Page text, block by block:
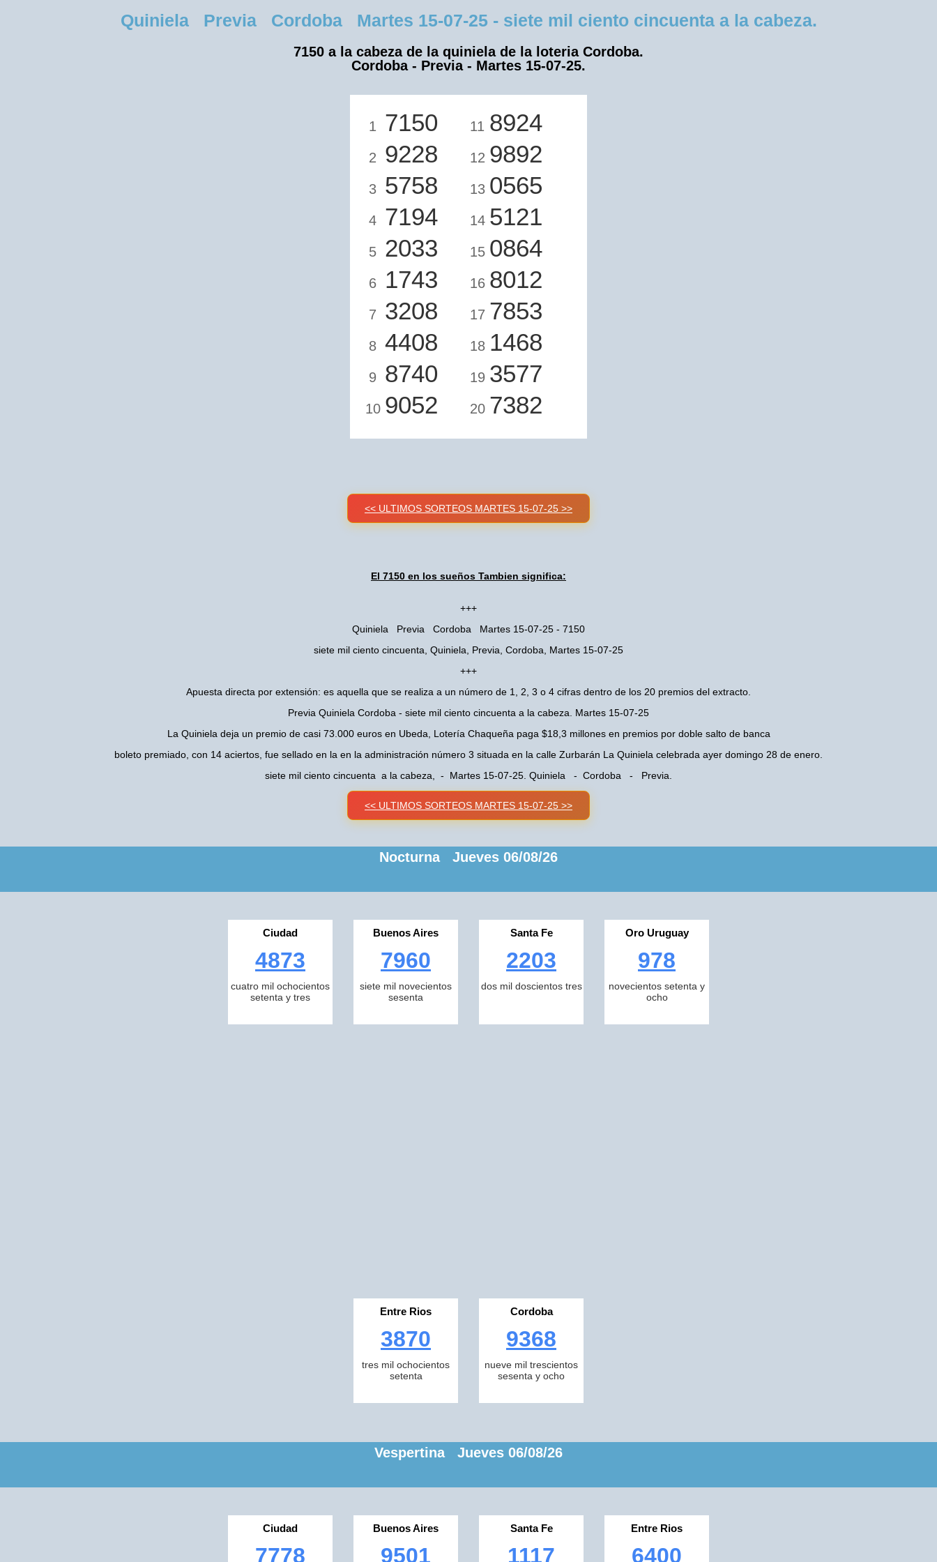
Quiniela Previa Cordoba Martes 15-07-25 - siete mil ciento cincuenta a la cabeza.
7150 a la cabeza de la quiniela de la loteria Cordoba.
Cordoba - Previa - Martes 15-07-25.
1 7150
2 9228
3 5758
4 7194
5 2033
6 1743
7 3208
8 4408
9 8740
10 9052
11 8924
12 9892
13 0565
14 5121
15 0864
16 8012
17 7853
18 1468
19 3577
20 7382
<< ULTIMOS SORTEOS MARTES 15-07-25 >>
El 7150 en los sueños Tambien significa:
+++
Quiniela Previa Cordoba Martes 15-07-25 - 7150
siete mil ciento cincuenta, Quiniela, Previa, Cordoba, Martes 15-07-25
+++
Apuesta directa por extensión: es aquella que se realiza a un número de 1, 2, 3 o 4 cifras dentro de los 20 premios del extracto.
Previa Quiniela Cordoba - siete mil ciento cincuenta a la cabeza. Martes 15-07-25
La Quiniela deja un premio de casi 73.000 euros en Ubeda, Lotería Chaqueña paga $18,3 millones en premios por doble salto de banca
boleto premiado, con 14 aciertos, fue sellado en la en la administración número 3 situada en la calle Zurbarán La Quiniela celebrada ayer domingo 28 de enero.
siete mil ciento cincuenta a la cabeza, - Martes 15-07-25. Quiniela - Cordoba - Previa.
<< ULTIMOS SORTEOS MARTES 15-07-25 >>
Nocturna Jueves 06/08/26
Ciudad
4873
cuatro mil ochocientos
setenta y tres
Buenos Aires
7960
siete mil novecientos
sesenta
Santa Fe
2203
dos mil doscientos tres
Oro Uruguay
978
novecientos setenta y
ocho
Entre Rios
3870
tres mil ochocientos
setenta
Cordoba
9368
nueve mil trescientos
sesenta y ocho
Vespertina Jueves 06/08/26
Ciudad
7778
Buenos Aires
9501
Santa Fe
1117
Entre Rios
6400